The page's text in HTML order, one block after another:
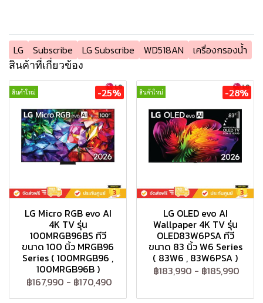
LG Subscribe LG Subscribe WD518AN เครื่องกรองน้ำ
สินค้าที่เกี่ยวข้อง
สินค้าใหม่ -25%
LG Micro RGB evo AI
4K TV รุ่น
100MRGB96BS ทีวี
ขนาด 100 นิ้ว MRGB96
Series ( 100MRGB96 ,
100MRGB96B )
฿167,990 - ฿170,490
สินค้าใหม่ -28%
LG OLED evo AI
Wallpaper 4K TV รุ่น
OLED83W6PSA ทีวี
ขนาด 83 นิ้ว W6 Series
( 83W6 , 83W6PSA )
฿183,990 - ฿185,990